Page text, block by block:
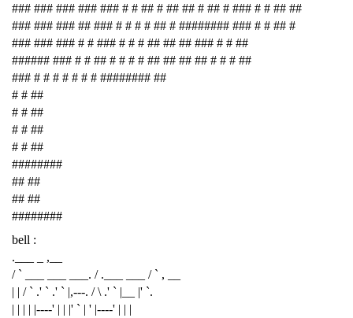
### ### ### ### ### # # ## # ## ## # ## # ### # # ## ##
### ### ### ## ### # # # # ## # ######## ### # # ## #
### ### ### # # ### # # # ## ## ## ### # # ##
###### ### # # ## # # # # ## ## ## ## # # # ##
### # # # # # # # ######## ##
# # ##
# # ##
# # ##
# # ##
########
## ##
## ##
########
bell :
.___ _ ,__
/ ` ___ ___ ___. / .___ ___ / ` , __
| | / ` .' ` .' ` |,---. / \ .' ` |__ |' `.
| | | | |----' | | |' ` | ' |----' | | |